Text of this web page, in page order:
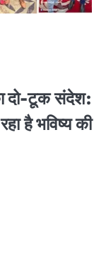
दो-टूक संदेश:
है भविष्य की